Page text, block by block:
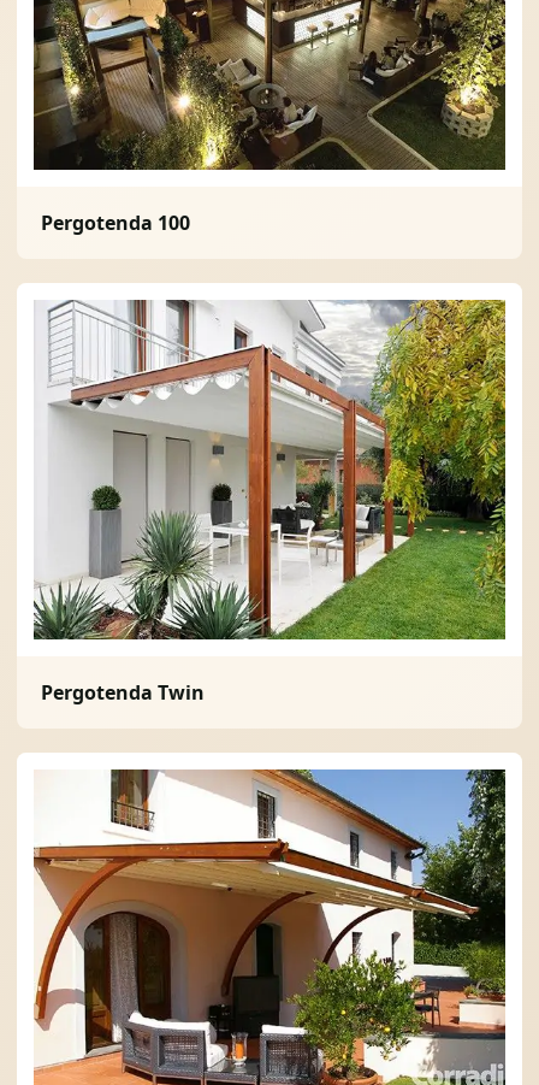
07 Солнце защита
08 Навіси з полікарбонату
Pergotenda 100
Pergotenda Twin